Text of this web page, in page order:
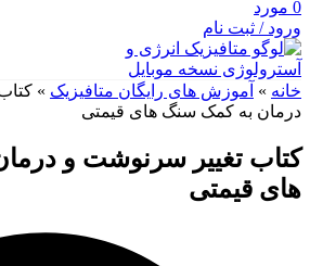
0 مورد
ورود / ثبت نام
خانه » آموزش های رایگان متافیزیک »
درمان به کمک سنگ های قیمتی
کتاب تغییر سرنوشت و
های قیمتی